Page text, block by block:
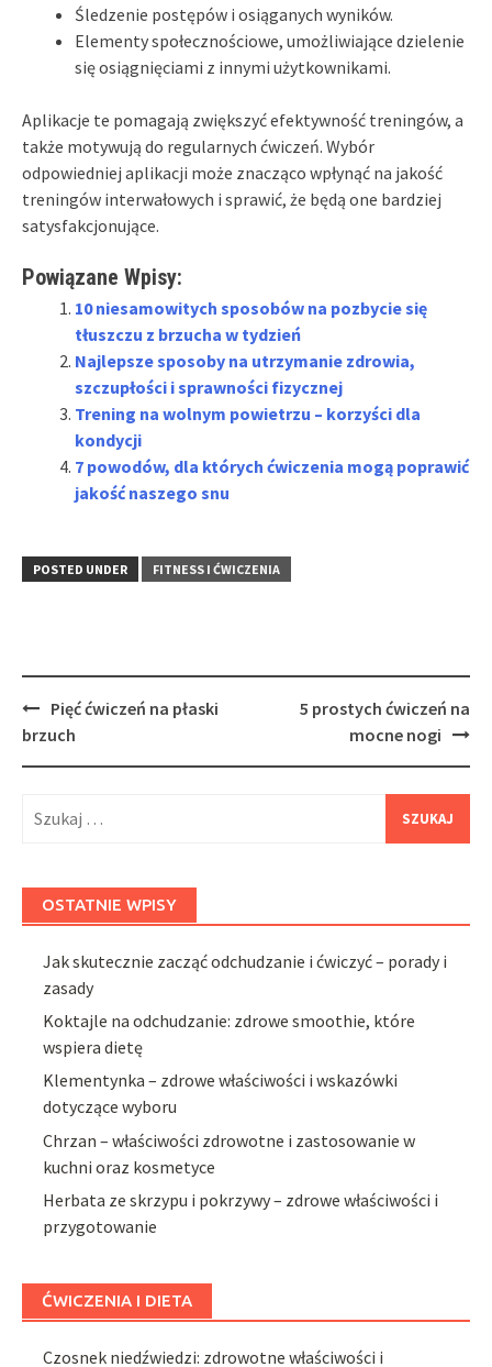
Śledzenie postępów i osiąganych wyników.
Elementy społecznościowe, umożliwiające dzielenie
się osiągnięciami z innymi użytkownikami.
Aplikacje te pomagają zwiększyć efektywność treningów, a
także motywują do regularnych ćwiczeń. Wybór
odpowiedniej aplikacji może znacząco wpłynąć na jakość
treningów interwałowych i sprawić, że będą one bardziej
satysfakcjonujące.
Powiązane Wpisy:
10 niesamowitych sposobów na pozbycie się
tłuszczu z brzucha w tydzień
Najlepsze sposoby na utrzymanie zdrowia,
szczupłości i sprawności fizycznej
Trening na wolnym powietrzu – korzyści dla
kondycji
7 powodów, dla których ćwiczenia mogą poprawić
jakość naszego snu
POSTED UNDER FITNESS I ĆWICZENIA
Post
navigation
Pięć ćwiczeń na płaski
brzuch
5 prostych ćwiczeń na
mocne nogi
OSTATNIE WPISY
Jak skutecznie zacząć odchudzanie i ćwiczyć – porady i
zasady
Koktajle na odchudzanie: zdrowe smoothie, które
wspiera dietę
Klementynka – zdrowe właściwości i wskazówki
dotyczące wyboru
Chrzan – właściwości zdrowotne i zastosowanie w
kuchni oraz kosmetyce
Herbata ze skrzypu i pokrzywy – zdrowe właściwości i
przygotowanie
ĆWICZENIA I DIETA
Czosnek niedźwiedzi: zdrowotne właściwości i